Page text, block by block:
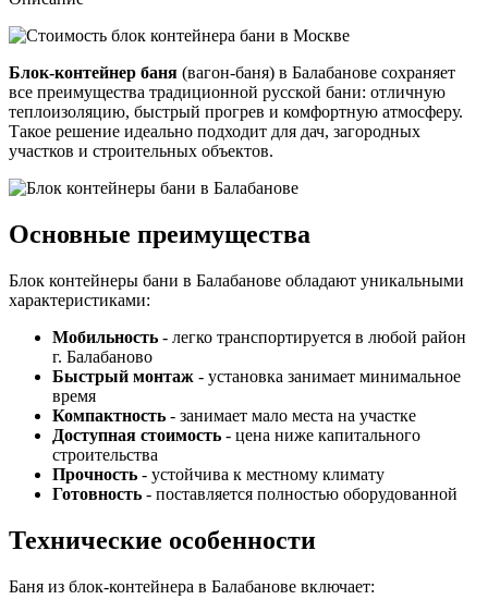
Блок-контейнер баня (вагон-баня) в Балабанове сохраняет
все преимущества традиционной русской бани: отличную
теплоизоляцию, быстрый прогрев и комфортную атмосферу.
Такое решение идеально подходит для дач, загородных
участков и строительных объектов.
Основные преимущества
Блок контейнеры бани в Балабанове обладают уникальными
характеристиками:
Мобильность - легко транспортируется в любой район
г. Балабаново
Быстрый монтаж - установка занимает минимальное
время
Компактность - занимает мало места на участке
Доступная стоимость - цена ниже капитального
строительства
Прочность - устойчива к местному климату
Готовность - поставляется полностью оборудованной
Технические особенности
Баня из блок-контейнера в Балабанове включает: